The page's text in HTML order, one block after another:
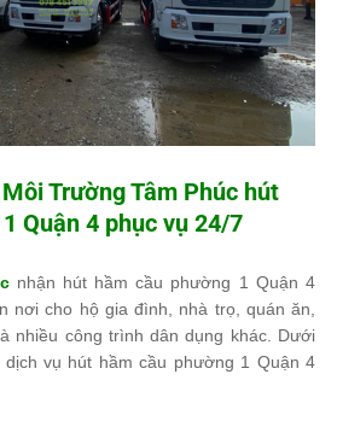
Môi Trường Tâm Phúc hút
Quận 4 phục vụ 24/7
nhận hút hầm cầu phường 1 Quận 4
nơi cho hộ gia đình, nhà trọ, quán ăn,
nhiều công trình dân dụng khác. Dưới
vụ hút hầm cầu phường 1 Quận 4